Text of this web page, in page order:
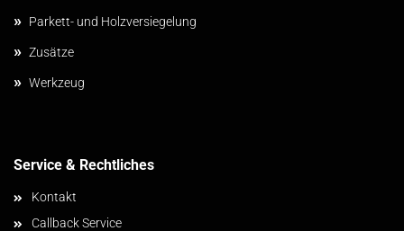
» Parkett- und Holzversiegelung
» Zusätze
» Werkzeug
Service & Rechtliches
Kontakt
Callback Service